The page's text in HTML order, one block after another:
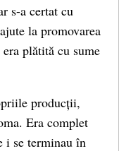
s-a certat cu
la promovarea
plătită cu sume
producții,
Era complet
i se terminau în